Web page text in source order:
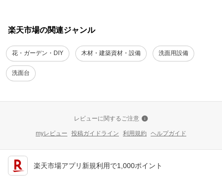
楽天市場の関連ジャンル
花・ガーデン・DIY 木材・建築資材・設備 洗面用設備
洗面台
レビューに関するご注意
myレビュー 投稿ガイドライン 利用規約 ヘルプガイド
楽天市場アプリ新規利用で1,000ポイント